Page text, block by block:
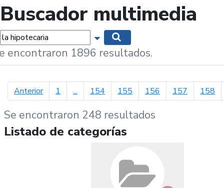
Buscador multimedia
Mostrar opciones de búsqueda
encontraron 1896 resultados.
Anteriorpágina anterior
1 ... 154 155 156 157 158
Se encontraron 248 resultados
Listado de categorías